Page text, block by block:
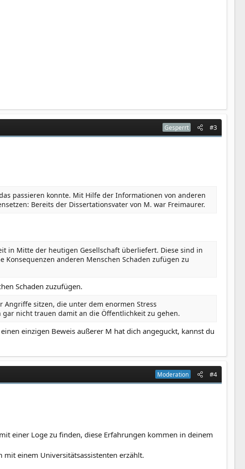
Gesperrt #3
passieren konnte. Mit Hilfe der Informationen von anderen
Bereits der Dissertationsvater von M. war Freimaurer.
in Mitte der heutigen Gesellschaft überliefert. Diese sind in
anderen Menschen Schaden zufügen zu
Schaden zuzufügen.
sitzen, die unter dem enormen Stress
nicht trauen damit an die Öffentlichkeit zu gehen.
einzigen Beweis außerer M hat dich angeguckt, kannst du
Moderation #4
einer Loge zu finden, diese Erfahrungen kommen in deinem
mit einem Universitätsassistenten erzählt.